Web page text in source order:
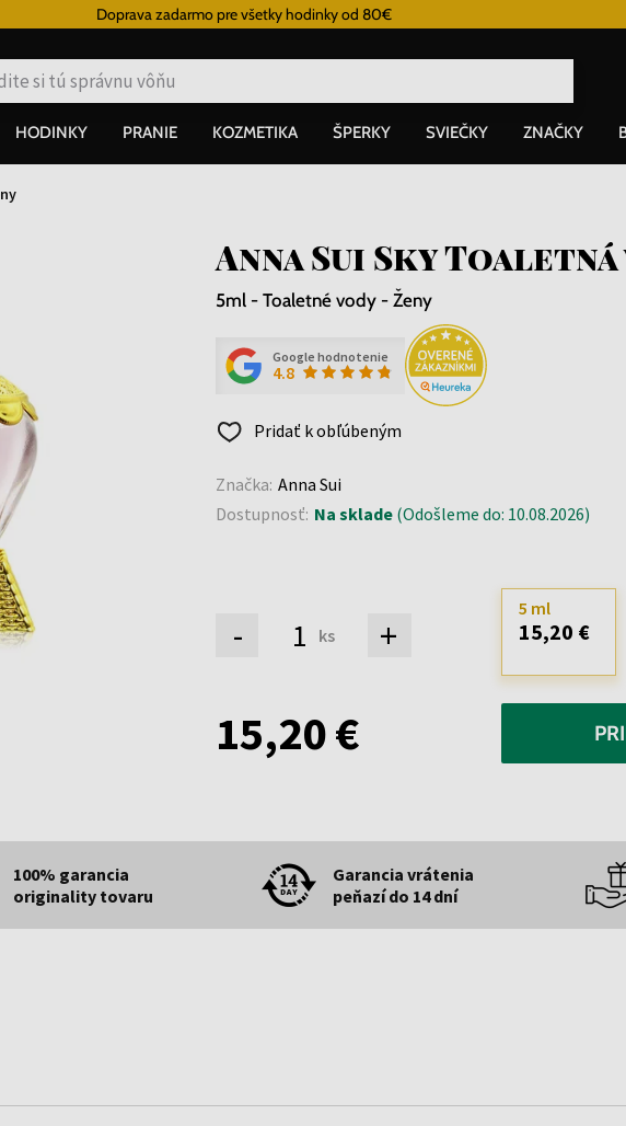
Doprava zadarmo pre všetky hodinky od 80€
HODINKY PRANIE KOZMETIKA ŠPERKY SVIEČKY ZNAČKY
Anna Sui Sky
5ml - Toaletné vody - Ženy
Google hodnotenie
4.8
Pridať k obľúbeným
Značka: Anna Sui
Dostupnosť: Na sklade(Odošleme do: 10.08.2026)
- ks +
5 ml
15,20 €
15,20 €
100% garancia
originality tovaru
Garancia vrátenia
peňazí do 14 dní